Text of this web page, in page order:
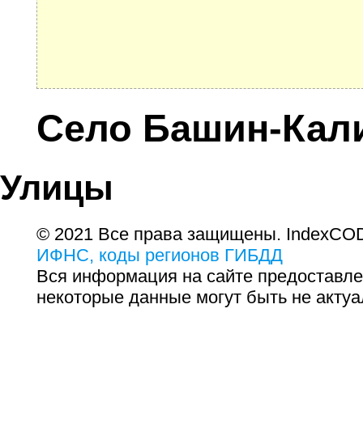
Село Башин-
Улицы
© 2021 Все права защищены.
ИФНС, коды регионов ГИБДД
Вся информация на сайте
некоторые данные могут быть не